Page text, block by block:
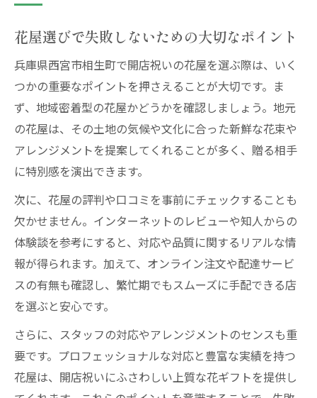
花屋選びで失敗しないための大切なポイント
兵庫県西宮市相生町で開店祝いの花屋を選ぶ際は、いく
つかの重要なポイントを押さえることが大切です。ま
ず、地域密着型の花屋かどうかを確認しましょう。地元
の花屋は、その土地の気候や文化に合った新鮮な花束や
アレンジメントを提案してくれることが多く、贈る相手
に特別感を演出できます。
次に、花屋の評判や口コミを事前にチェックすることも
欠かせません。インターネットのレビューや知人からの
体験談を参考にすると、対応や品質に関するリアルな情
報が得られます。加えて、オンライン注文や配達サービ
スの有無も確認し、繁忙期でもスムーズに手配できる店
を選ぶと安心です。
さらに、スタッフの対応やアレンジメントのセンスも重
要です。プロフェッショナルな対応と豊富な実績を持つ
花屋は、開店祝いにふさわしい上質な花ギフトを提供し